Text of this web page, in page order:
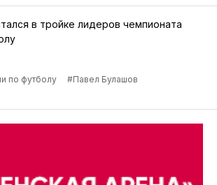
в тройке лидеров чемпионата
по футболу
#Павел Булашов